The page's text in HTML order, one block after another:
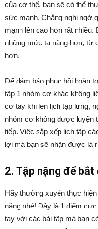
của cơ thể, bạn sẽ có thể
sức mạnh. Chẳng nghi ngờ
mạnh lên cao hơn rất
những mức tạ nặng hơn; từ
hơn.
Để đảm bảo phục hồi hoàn
tập 1 nhóm cơ khác không
cơ tay khi lên lịch tập lưng,
nhóm cơ không được luyện
tiếp. Việc sắp xếp lịch tập
lợi mà bạn sẽ nhận được là
2. Tập nặng để
Hãy thường xuyên thực hiện
nặng nhé! Đây là 1 điểm
tay với các bài tập mà bạn